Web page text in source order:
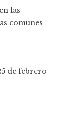
las
comunes
de febrero